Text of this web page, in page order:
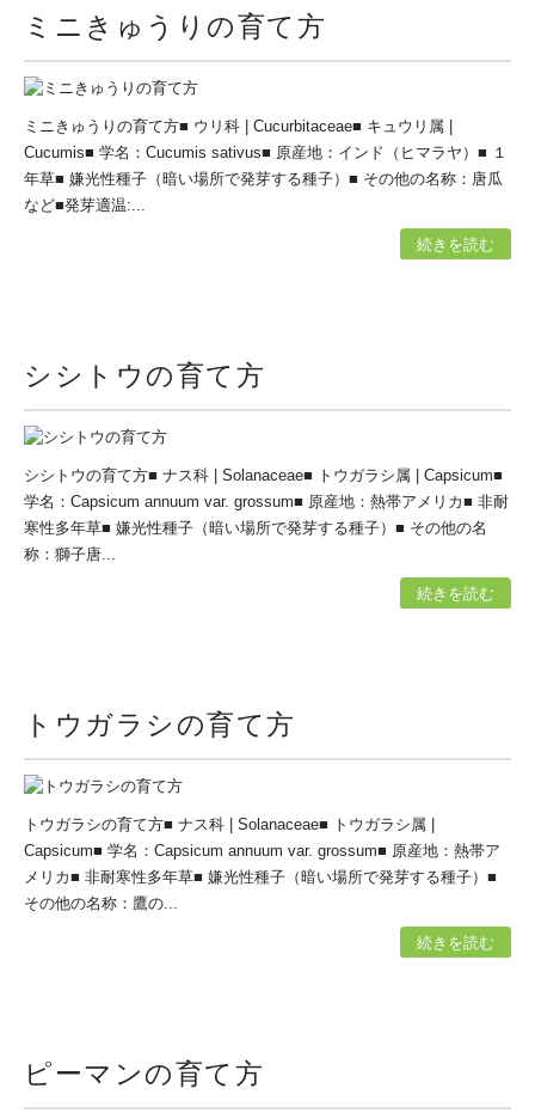
ミニきゅうりの育て方
ミニきゅうりの育て方■ ウリ科 | Cucurbitaceae■ キュウリ属 |
Cucumis■ 学名：Cucumis sativus■ 原産地：インド（ヒマラヤ）■ １
年草■ 嫌光性種子（暗い場所で発芽する種子）■ その他の名称：唐瓜
など■発芽適温:...
続きを読む
シシトウの育て方
シシトウの育て方■ ナス科 | Solanaceae■ トウガラシ属 | Capsicum■
学名：Capsicum annuum var. grossum■ 原産地：熱帯アメリカ■ 非耐
寒性多年草■ 嫌光性種子（暗い場所で発芽する種子）■ その他の名
称：獅子唐...
続きを読む
トウガラシの育て方
トウガラシの育て方■ ナス科 | Solanaceae■ トウガラシ属 |
Capsicum■ 学名：Capsicum annuum var. grossum■ 原産地：熱帯ア
メリカ■ 非耐寒性多年草■ 嫌光性種子（暗い場所で発芽する種子）■
その他の名称：鷹の...
続きを読む
ピーマンの育て方